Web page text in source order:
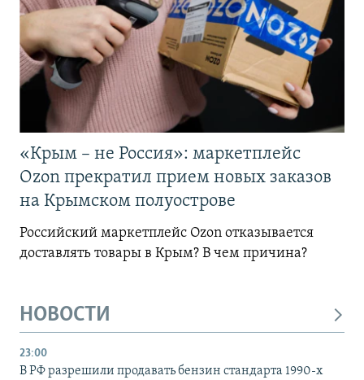
«Крым – не Россия»: маркетплейс
Ozon прекратил прием новых заказов
на Крымском полуострове
Российский маркетплейс Ozon отказывается
доставлять товары в Крым? В чем причина?
НОВОСТИ
23:00
В РФ разрешили продавать бензин стандарта 1990-х